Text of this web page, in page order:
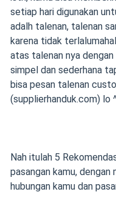
setiap hari digunakan
adalh talenan, talenan
karena tidak
atas talenan nya dengan
simpel dan sederhana
bisa pesan talenan
(supplierhanduk.com) lo
Nah itulah 5
pasangan kamu, dengan
hubungan kamu dan